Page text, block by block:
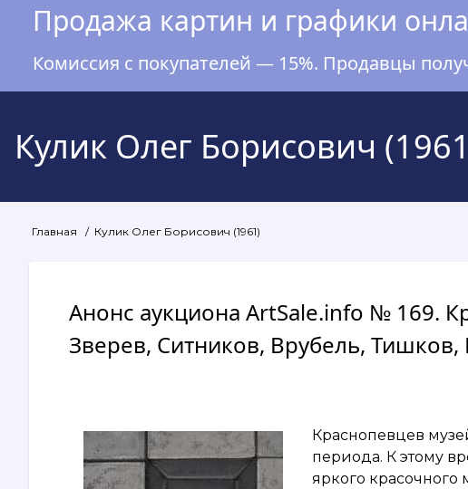
Продажа картин и графики
Комиссия с покупателей — 15%. Продавцы
Кулик Олег Борисович
Строка
Главная Кулик Олег Борисович (1961)
Анонс аукциона ArtSale.info № 169.
Зверев, Ситников, Врубель, Тишков,
Краснопевцев
периода. К этому
яркого красочного